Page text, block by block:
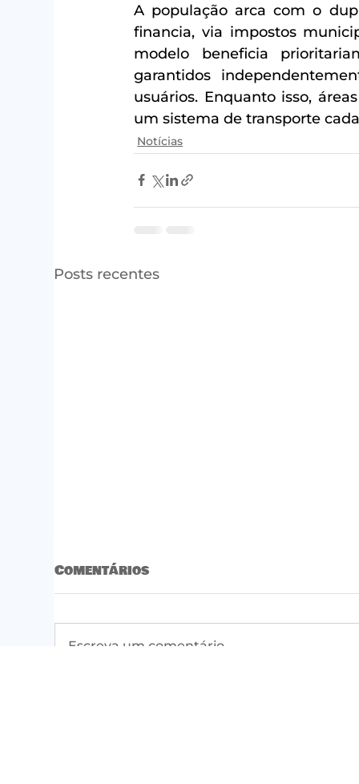
A população arca com o
financia, via impostos
modelo beneficia
garantidos
usuários. Enquanto isso,
um sistema de transporte
Notícias
Posts recentes
Comentários
Escreva um comentário